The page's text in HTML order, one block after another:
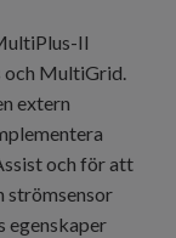
II
och MultiGrid.
extern
och för att
strömsensor
egenskaper